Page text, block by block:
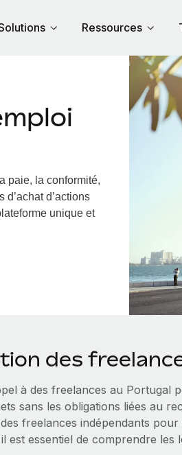
Ressources
paie, la conformité,
d’actions
unique et
des
à des freelances au Portugal
sans les obligations liées au
freelances indépendants
est essentiel de comprendre